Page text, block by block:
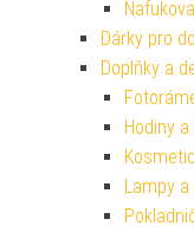
Dárky pro
Doplňky a
Hodiny
Lampy